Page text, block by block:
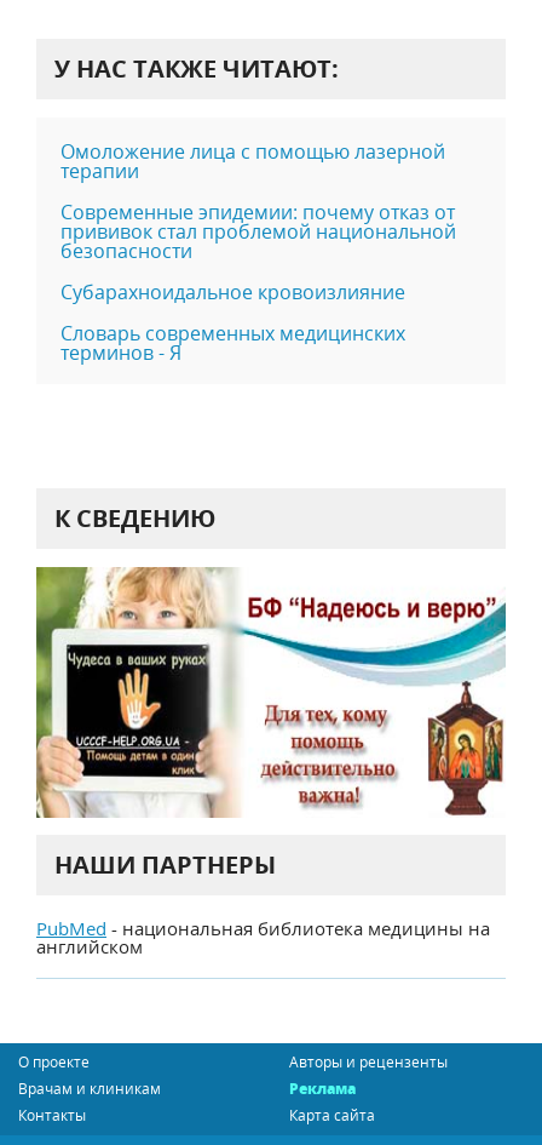
У НАС ТАКЖЕ ЧИТАЮТ:
Омоложение лица с помощью лазерной
терапии
Современные эпидемии: почему отказ от
прививок стал проблемой национальной
безопасности
Субарахноидальное кровоизлияние
Словарь современных медицинских
терминов - Я
К СВЕДЕНИЮ
НАШИ ПАРТНЕРЫ
PubMed - национальная библиотека медицины на
английском
О проекте
Авторы и рецензенты
Врачам и клиникам
Реклама
Контакты
Карта сайта